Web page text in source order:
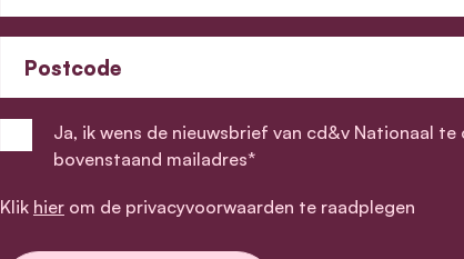
Postcode
Ja, ik wens de nieuwsbrief van cd&v Nationaal te
bovenstaand mailadres*
Klik hierom de privacyvoorwaarden te raadplegen